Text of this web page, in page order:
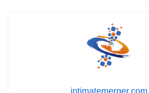
intimatemerger.com